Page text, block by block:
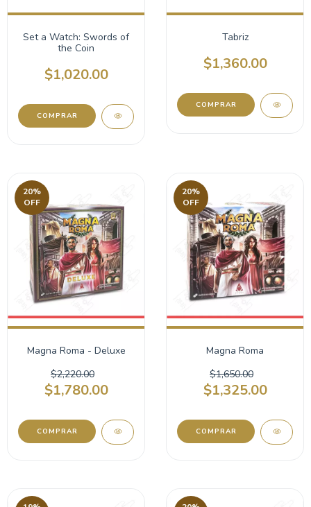
Set a Watch: Swords of
the Coin
$1,020.00
Tabriz
$1,360.00
20%
OFF
Magna Roma - Deluxe
$2,220.00
$1,780.00
20%
OFF
Magna Roma
$1,650.00
$1,325.00